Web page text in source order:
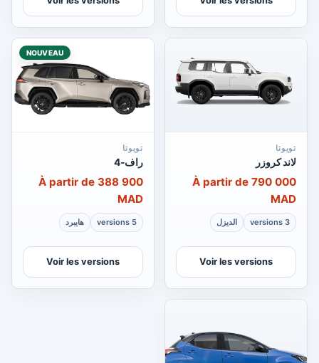
تويوتا
لاند كروزر
À partir de 790 000
MAD
3 versions الديزل
Voir les versions
NOUVEAU
تويوتا
راف-4
À partir de 388 900
MAD
5 versions هايبرد
Voir les versions